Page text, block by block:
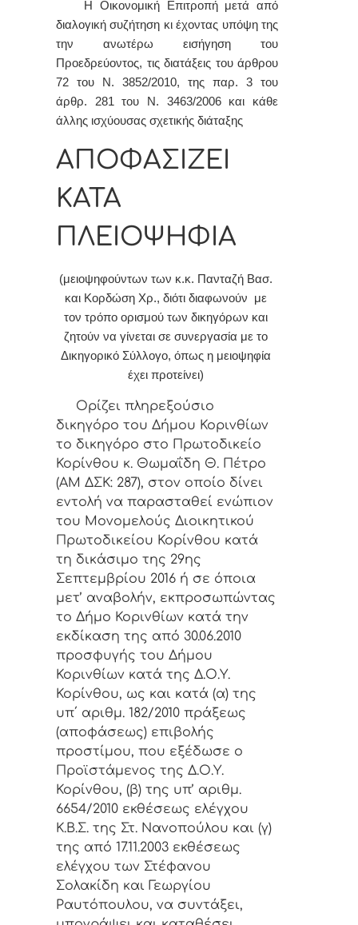
Η Οικονομική Επιτροπή μετά από
διαλογική συζήτηση κι έχοντας υπόψη της
την ανωτέρω εισήγηση του
Προεδρεύοντος, τις διατάξεις του άρθρου
72 του Ν. 3852/2010, της παρ. 3 του
άρθρ. 281 του Ν. 3463/2006 και κάθε
άλλης ισχύουσας σχετικής διάταξης
ΑΠΟΦΑΣΙΖΕΙ
ΚΑΤΑ
ΠΛΕΙΟΨΗΦΙΑ
(μειοψηφούντων των κ.κ. Πανταζή Βασ.
και Κορδώση Χρ., διότι διαφωνούν με
τον τρόπο ορισμού των δικηγόρων και
ζητούν να γίνεται σε συνεργασία με το
Δικηγορικό Σύλλογο, όπως η μειοψηφία
έχει προτείνει)
Ορίζει πληρεξούσιο
δικηγόρο του Δήμου Κορινθίων
το δικηγόρο στο Πρωτοδικείο
Κορίνθου κ. Θωμαΐδη Θ. Πέτρο
(ΑΜ ΔΣΚ: 287), στον οποίο δίνει
εντολή να παρασταθεί ενώπιον
του Μονομελούς Διοικητικού
Πρωτοδικείου Κορίνθου κατά
τη δικάσιμο της 29ης
Σεπτεμβρίου 2016 ή σε όποια
μετ’ αναβολήν, εκπροσωπώντας
το Δήμο Κορινθίων κατά την
εκδίκαση της από 30.06.2010
προσφυγής του Δήμου
Κορινθίων κατά της Δ.Ο.Υ.
Κορίνθου, ως και κατά (α) της
υπ΄ αριθμ. 182/2010 πράξεως
(αποφάσεως) επιβολής
προστίμου, που εξέδωσε ο
Προϊστάμενος της Δ.Ο.Υ.
Κορίνθου, (β) της υπ’ αριθμ.
6654/2010 εκθέσεως ελέγχου
Κ.Β.Σ. της Στ. Νανοπούλου και (γ)
της από 17.11.2003 εκθέσεως
ελέγχου των Στέφανου
Σολακίδη και Γεωργίου
Ραυτόπουλου, να συντάξει,